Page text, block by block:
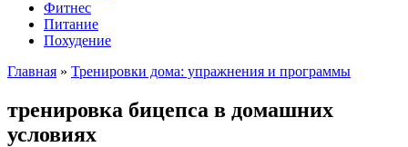
Фитнес
Питание
Похудение
Главная » Тренировки дома: упражнения и программы
тренировка бицепса в домашних
условиях